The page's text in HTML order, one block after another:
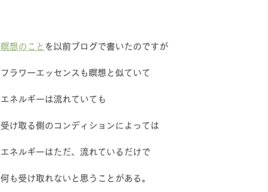
瞑想のこと を以前ブログで書いたのですが
フラワーエッセンスも瞑想と似ていて
エネルギーは流れていても
受け取る側のコンディションによっては
エネルギーはただ、流れているだけで
何も受け取れないと思うことがある。